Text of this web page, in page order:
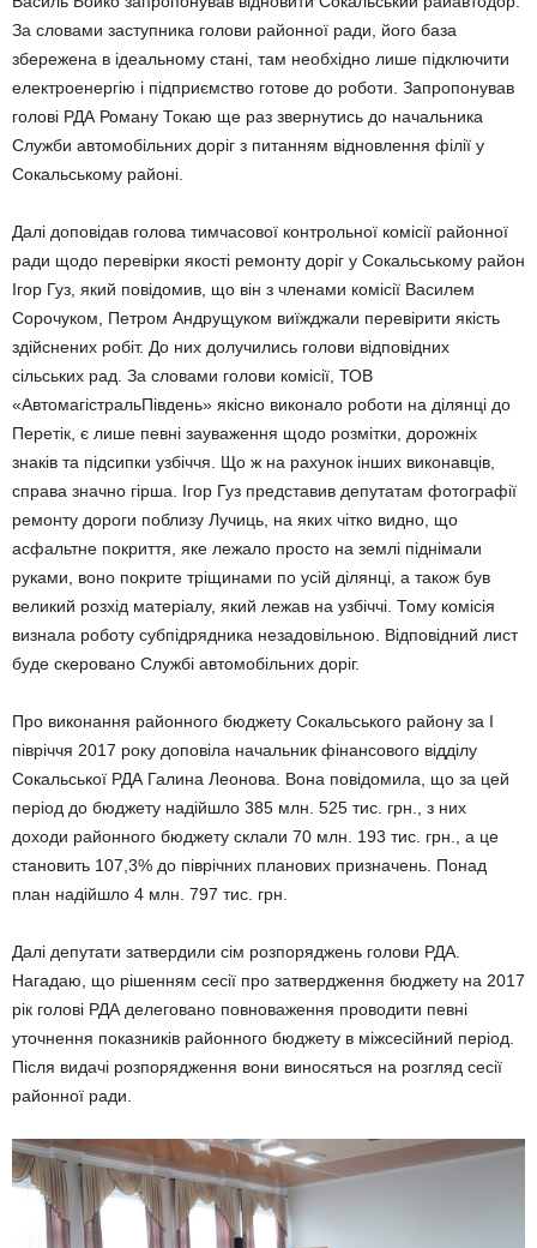
За словами заступника голови районної ради, його база
збережена в ідеальному стані, там необхідно лише підключити
електроенергію і підприємство готове до роботи. Запропонував
голові РДА Роману Токаю ще раз звернутись до начальника
Служби автомобільних доріг з питанням відновлення філії у
Сокальському районі.
Далі доповідав голова тимчасової контрольної комісії районної
ради щодо перевірки якості ремонту доріг у Сокальському район
Ігор Гуз, який повідомив, що він з членами комісії Василем
Сорочуком, Петром Андрущуком виїжджали перевірити якість
здійснених робіт. До них долучились голови відповідних
сільських рад. За словами голови комісії, ТОВ
«АвтомагістральПівдень» якісно виконало роботи на ділянці до
Перетік, є лише певні зауваження щодо розмітки, дорожніх
знаків та підсипки узбіччя. Що ж на рахунок інших виконавців,
справа значно гірша. Ігор Гуз представив депутатам фотографії
ремонту дороги поблизу Лучиць, на яких чітко видно, що
асфальтне покриття, яке лежало просто на землі піднімали
руками, воно покрите тріщинами по усій ділянці, а також був
великий розхід матеріалу, який лежав на узбіччі. Тому комісія
визнала роботу субпідрядника незадовільною. Bідповідний лист
буде скеровано Службі автомобільних доріг.
Про виконання районного бюджету Сокальського району за І
півріччя 2017 року доповіла начальник фінансового відділу
Сокальської РДА Галина Леонова. Вона повідомила, що за цей
період до бюджету надійшло 385 млн. 525 тис. грн., з них
доходи районного бюджету склали 70 млн. 193 тис. грн., а це
становить 107,3% до піврічних планових призначень. Понад
план надійшло 4 млн. 797 тис. грн.
Далі депутати затвердили сім розпоряджень голови РДА.
Нагадаю, що рішенням сесії про затвердження бюджету на 2017
рік голові РДА делеговано повноваження проводити певні
уточнення показників районного бюджету в міжсесійний період.
Після видачі розпорядження вони виносяться на розгляд сесії
районної ради.